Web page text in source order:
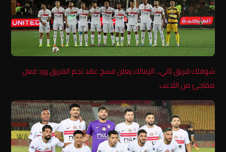
شوفلك فريق تاني.. الزمالك يعلن فسخ عقد نجم الفريق ورد فعل
مفاجئ من اللاعب